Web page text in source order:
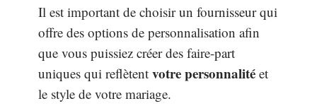
Il est important de choisir un fournisseur qui
offre des options de personnalisation afin
que vous puissiez créer des faire-part
uniques qui reflètent votre personnalité et
le style de votre mariage.